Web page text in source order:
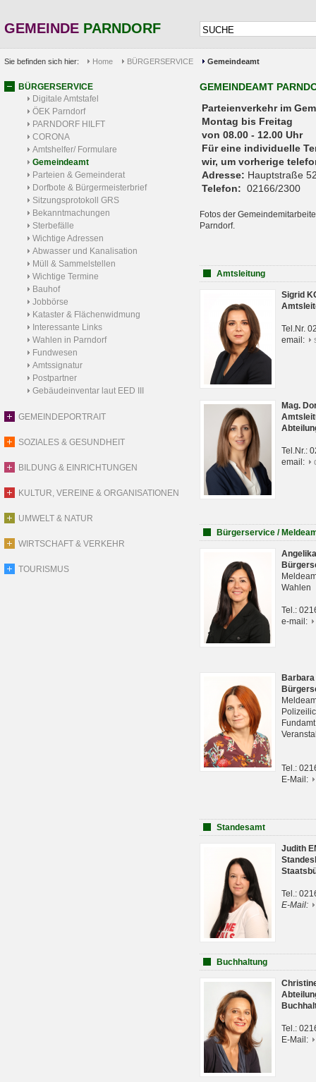
GEMEINDE PARNDORF
Sie befinden sich hier: Home BÜRGERSERVICE Gemeindeamt
BÜRGERSERVICE
Digitale Amtstafel
ÖEK Parndorf
PARNDORF HILFT
CORONA
Amtshelfer/ Formulare
Gemeindeamt
Parteien & Gemeinderat
Dorfbote & Bürgermeisterbrief
Sitzungsprotokoll GRS
Bekanntmachungen
Sterbefälle
Wichtige Adressen
Abwasser und Kanalisation
Müll & Sammelstellen
Wichtige Termine
Bauhof
Jobbörse
Kataster & Flächenwidmung
Interessante Links
Wahlen in Parndorf
Fundwesen
Amtssignatur
Postpartner
Gebäudeinventar laut EED III
GEMEINDEPORTRAIT
SOZIALES & GESUNDHEIT
BILDUNG & EINRICHTUNGEN
KULTUR, VEREINE & ORGANISATIONEN
UMWELT & NATUR
WIRTSCHAFT & VERKEHR
TOURISMUS
GEMEINDEAMT
Parteienverkehr
Montag bis Freitag
von 08.00 - 12.00 Uhr
Für eine individuelle
wir, um vorherige
Adresse: Hauptstraße
Telefon: 02166/2300
Fotos der
Parndorf.
Amtsleitung
Sigrid
Tel.Nr.
email:
Mag.
Tel.Nr.:
email:
Bürgerservice /
Wahlen
Tel.:
e-mail:
Tel.:
E-Mail:
Standesamt
Judith
Tel.:
E-Mail:
Buchhaltung
Tel.:
E-Mail: